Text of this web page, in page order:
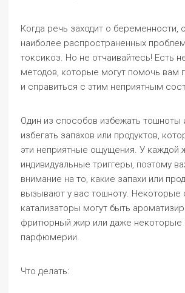
Когда речь заходит о беременности,
наиболее распространенных
токсикоз. Но не отчаивайтесь! Есть
методов, которые могут помочь вам
и справиться с этим неприятным
Один из способов избежать тошноты
избегать запахов или продуктов,
эти неприятные ощущения. У каждой
индивидуальные триггеры, поэтому
внимание на то, какие запахи или
вызывают у вас тошноту. Некоторые
катализаторы могут быть
фритюрный жир или даже некоторые
парфюмерии.
Что делать: